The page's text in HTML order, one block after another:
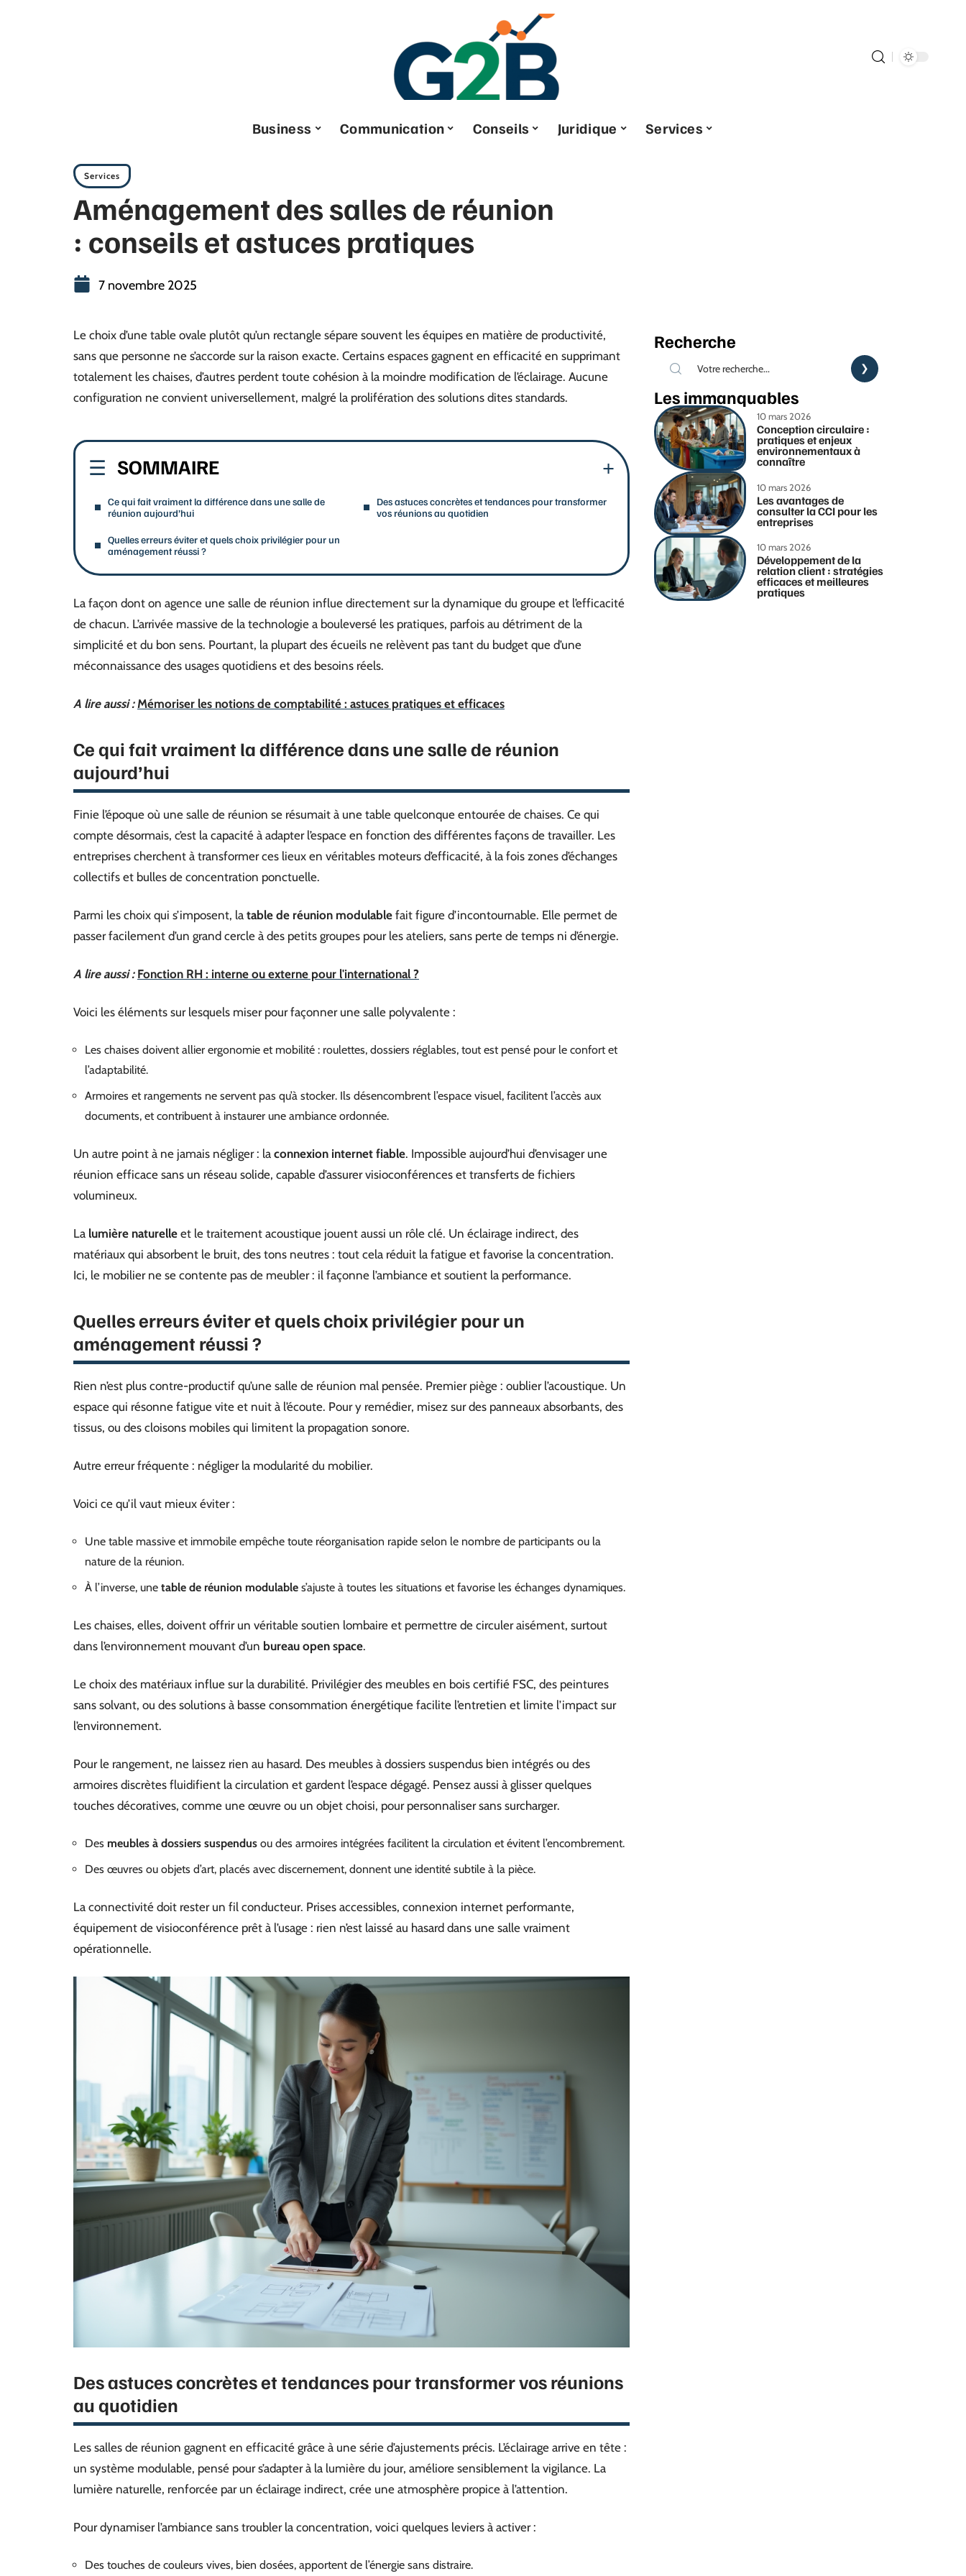
Business Communication Conseils Juridique Services
Services
Aménagement des salles de réunion
: conseils et astuces pratiques
7 novembre 2025
Le choix d’une table ovale plutôt qu’un rectangle sépare souvent les équipes en matière de productivité,
sans que personne ne s’accorde sur la raison exacte. Certains espaces gagnent en efficacité en supprimant
totalement les chaises, d’autres perdent toute cohésion à la moindre modification de l’éclairage. Aucune
configuration ne convient universellement, malgré la prolifération des solutions dites standards.
SOMMAIRE
Ce qui fait vraiment la différence dans une salle de
réunion aujourd’hui
Quelles erreurs éviter et quels choix privilégier pour un
aménagement réussi ?
Des astuces concrètes et tendances pour transformer
vos réunions au quotidien
La façon dont on agence une salle de réunion influe directement sur la dynamique du groupe et l’efficacité
de chacun. L’arrivée massive de la technologie a bouleversé les pratiques, parfois au détriment de la
simplicité et du bon sens. Pourtant, la plupart des écueils ne relèvent pas tant du budget que d’une
méconnaissance des usages quotidiens et des besoins réels.
A lire aussi : Mémoriser les notions de comptabilité : astuces pratiques et efficaces
Ce qui fait vraiment la différence dans une salle de réunion
aujourd’hui
Finie l’époque où une salle de réunion se résumait à une table quelconque entourée de chaises. Ce qui
compte désormais, c’est la capacité à adapter l’espace en fonction des différentes façons de travailler. Les
entreprises cherchent à transformer ces lieux en véritables moteurs d’efficacité, à la fois zones d’échanges
collectifs et bulles de concentration ponctuelle.
Parmi les choix qui s’imposent, la table de réunion modulable fait figure d’incontournable. Elle permet de
passer facilement d’un grand cercle à des petits groupes pour les ateliers, sans perte de temps ni d’énergie.
A lire aussi : Fonction RH : interne ou externe pour l'international ?
Voici les éléments sur lesquels miser pour façonner une salle polyvalente :
Les chaises doivent allier ergonomie et mobilité : roulettes, dossiers réglables, tout est pensé pour le confort et
l’adaptabilité.
Armoires et rangements ne servent pas qu’à stocker. Ils désencombrent l’espace visuel, facilitent l’accès aux
documents, et contribuent à instaurer une ambiance ordonnée.
Un autre point à ne jamais négliger : la connexion internet fiable. Impossible aujourd’hui d’envisager une
réunion efficace sans un réseau solide, capable d’assurer visioconférences et transferts de fichiers
volumineux.
La lumière naturelle et le traitement acoustique jouent aussi un rôle clé. Un éclairage indirect, des
matériaux qui absorbent le bruit, des tons neutres : tout cela réduit la fatigue et favorise la concentration.
Ici, le mobilier ne se contente pas de meubler : il façonne l’ambiance et soutient la performance.
Quelles erreurs éviter et quels choix privilégier pour un
aménagement réussi ?
Rien n’est plus contre-productif qu’une salle de réunion mal pensée. Premier piège : oublier l’acoustique. Un
espace qui résonne fatigue vite et nuit à l’écoute. Pour y remédier, misez sur des panneaux absorbants, des
tissus, ou des cloisons mobiles qui limitent la propagation sonore.
Autre erreur fréquente : négliger la modularité du mobilier.
Voici ce qu’il vaut mieux éviter :
Une table massive et immobile empêche toute réorganisation rapide selon le nombre de participants ou la
nature de la réunion.
À l’inverse, une table de réunion modulable s’ajuste à toutes les situations et favorise les échanges dynamiques.
Les chaises, elles, doivent offrir un véritable soutien lombaire et permettre de circuler aisément, surtout
dans l’environnement mouvant d’un bureau open space.
Le choix des matériaux influe sur la durabilité. Privilégier des meubles en bois certifié FSC, des peintures
sans solvant, ou des solutions à basse consommation énergétique facilite l’entretien et limite l’impact sur
l’environnement.
Pour le rangement, ne laissez rien au hasard. Des meubles à dossiers suspendus bien intégrés ou des
armoires discrètes fluidifient la circulation et gardent l’espace dégagé. Pensez aussi à glisser quelques
touches décoratives, comme une œuvre ou un objet choisi, pour personnaliser sans surcharger.
Des meubles à dossiers suspendus ou des armoires intégrées facilitent la circulation et évitent l’encombrement.
Des œuvres ou objets d’art, placés avec discernement, donnent une identité subtile à la pièce.
La connectivité doit rester un fil conducteur. Prises accessibles, connexion internet performante,
équipement de visioconférence prêt à l’usage : rien n’est laissé au hasard dans une salle vraiment
opérationnelle.
Des astuces concrètes et tendances pour transformer vos réunions
au quotidien
Les salles de réunion gagnent en efficacité grâce à une série d’ajustements précis. L’éclairage arrive en tête :
un système modulable, pensé pour s’adapter à la lumière du jour, améliore sensiblement la vigilance. La
lumière naturelle, renforcée par un éclairage indirect, crée une atmosphère propice à l’attention.
Pour dynamiser l’ambiance sans troubler la concentration, voici quelques leviers à activer :
Des touches de couleurs vives, bien dosées, apportent de l’énergie sans distraire.
Recherche
Les immanquables
10 mars 2026
Conception circulaire :
pratiques et enjeux
environnementaux à
connaître
10 mars 2026
Les avantages de
consulter la CCI pour les
entreprises
10 mars 2026
Développement de la
relation client : stratégies
efficaces et meilleures
pratiques